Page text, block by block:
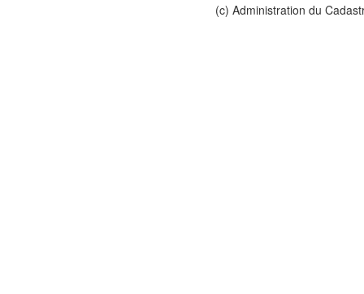
(c) Administration du